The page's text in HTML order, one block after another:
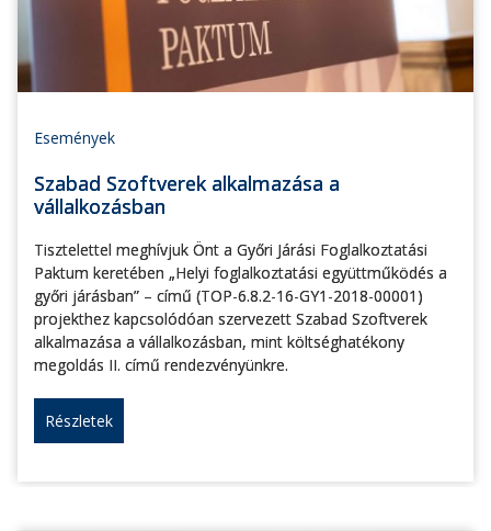
Események
Szabad Szoftverek alkalmazása a
vállalkozásban
Tisztelettel meghívjuk Önt a Győri Járási Foglalkoztatási
Paktum keretében „Helyi foglalkoztatási együttműködés a
győri járásban” – című (TOP-6.8.2-16-GY1-2018-00001)
projekthez kapcsolódóan szervezett Szabad Szoftverek
alkalmazása a vállalkozásban, mint költséghatékony
megoldás II. című rendezvényünkre.
Részletek